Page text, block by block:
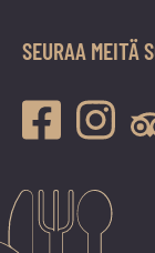
SEURAA MEITÄ